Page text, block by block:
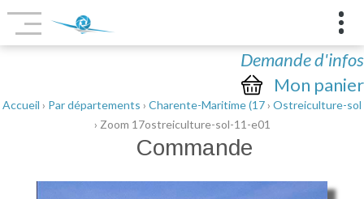
Demande d'infos
Mon panier
Accueil › Par départements › Charente-Maritime (17› Ostreiculture-sol
› Zoom 17ostreiculture-sol-11-e01
Commande